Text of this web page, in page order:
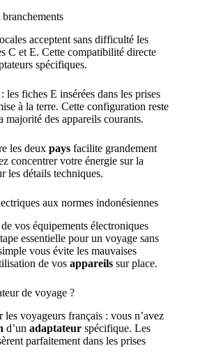
acceptent sans difficulté les
C et E. Cette compatibilité directe
spécifiques.
les fiches E insérées dans les prises
à la terre. Cette configuration reste
majorité des appareils courants.
les deux pays facilite grandement
concentrer votre énergie sur la
les détails techniques.
aux normes indonésiennes
vos équipements électroniques
essentielle pour un voyage sans
vous évite les mauvaises
de vos appareils sur place.
de voyage ?
voyageurs français : vous n’avez
d’un adaptateur spécifique. Les
parfaitement dans les prises